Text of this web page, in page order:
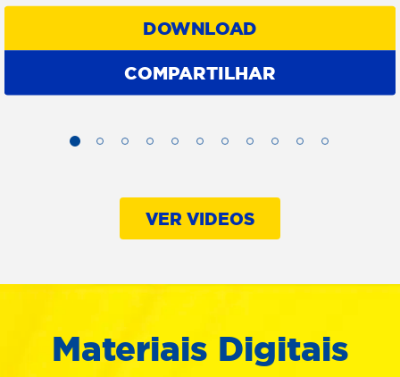
DOWNLOAD
COMPARTILHAR
VER VIDEOS
Materiais Digitais